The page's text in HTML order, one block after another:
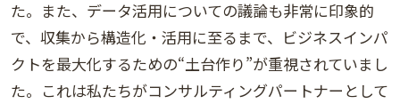
た。また、データ活用についての議論も非常に印象的
で、収集から構造化・活用に至るまで、ビジネスインパ
クトを最大化するための“土台作り”が重視されていまし
た。これは私たちがコンサルティングパートナーとして